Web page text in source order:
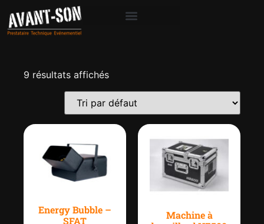
9 résultats affichés
Energy Bubble –
SFAT
Machine à